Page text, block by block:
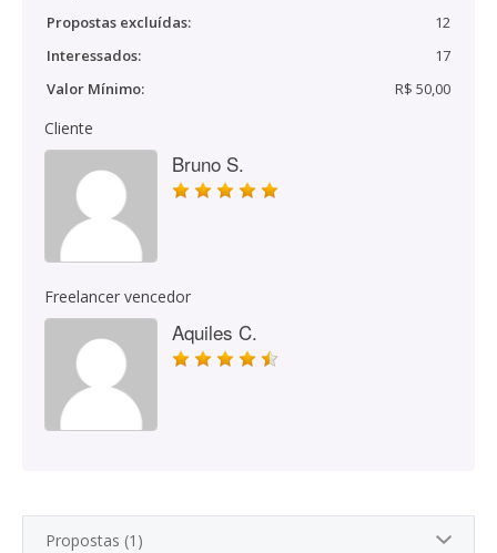
Propostas excluídas:
12
Interessados:
17
Valor Mínimo:
R$ 50,00
Cliente
Bruno S.
Freelancer vencedor
Aquiles C.
Propostas (1)